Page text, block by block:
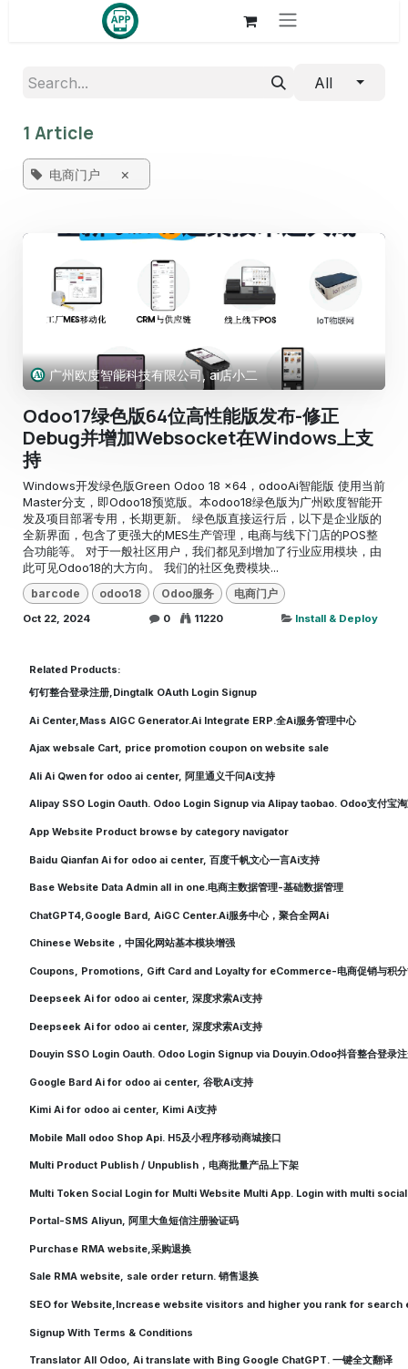
Skip to Content
All
1 Article
电商门户 ×
广州欧度智能科技有限公司, ai店小二
Odoo17绿色版64位高性能版发布-修正
Debug并增加Websocket在Windows上支
持
Windows开发绿色版Green Odoo 18 x64，odooAi智能版 使用当前
Master分支，即Odoo18预览版。本odoo18绿色版为广州欧度智能开
发及项目部署专用，长期更新。 绿色版直接运行后，以下是企业版的
全新界面，包含了更强大的MES生产管理，电商与线下门店的POS整
合功能等。 对于一般社区用户，我们都见到增加了行业应用模块，由
此可见Odoo18的大方向。 我们的社区免费模块...
barcode odoo18 Odoo服务 电商门户
Oct 22, 2024 0 11220 Install & Deploy
Related Products:
钉钉整合登录注册,Dingtalk OAuth Login Signup
Ai Center,Mass AIGC Generator.Ai Integrate ERP.全Ai服务管理中心
Ajax websale Cart, price promotion coupon on website sale
Ali Ai Qwen for odoo ai center, 阿里通义千问Ai支持
Alipay SSO Login Oauth. Odoo Login Signup via Alipay taobao. Odoo支付宝淘
App Website Product browse by category navigator
Baidu Qianfan Ai for odoo ai center, 百度千帆文心一言Ai支持
Base Website Data Admin all in one.电商主数据管理-基础数据管理
ChatGPT4,Google Bard, AiGC Center.Ai服务中心，聚合全网Ai
Chinese Website，中国化网站基本模块增强
Coupons, Promotions, Gift Card and Loyalty for eCommerce-电商促销与积分
Deepseek Ai for odoo ai center, 深度求索Ai支持
Deepseek Ai for odoo ai center, 深度求索Ai支持
Douyin SSO Login Oauth. Odoo Login Signup via Douyin.Odoo抖音整合登录
Google Bard Ai for odoo ai center, 谷歌Ai支持
Kimi Ai for odoo ai center, Kimi Ai支持
Mobile Mall odoo Shop Api. H5及小程序移动商城接口
Multi Product Publish / Unpublish，电商批量产品上下架
Multi Token Social Login for Multi Website Multi App. Login with multi
Portal-SMS Aliyun, 阿里大鱼短信注册验证码
Purchase RMA website,采购退换
Sale RMA website, sale order return. 销售退换
SEO for Website,Increase website visitors and higher you rank for search
Signup With Terms & Conditions
Translator All Odoo, Ai translate with Bing Google ChatGPT. 一键全文翻译